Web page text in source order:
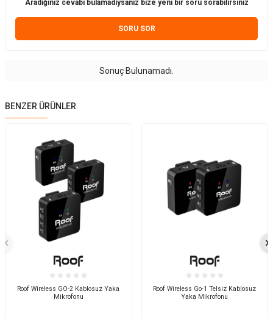
Aradığınız cevabı bulamadıysanız bize yeni bir soru sorabilirsiniz
SORU SOR
Sonuç Bulunamadı.
BENZER ÜRÜNLER
Roof Wireless GO-2 Kablosuz Yaka
Mikrofonu
Roof Wireless Go-1 Telsiz Kablosuz
Yaka Mikrofonu